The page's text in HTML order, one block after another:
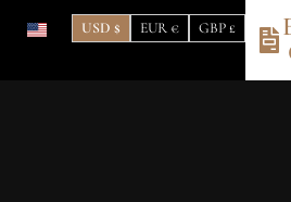
USD $ EUR € GBP £